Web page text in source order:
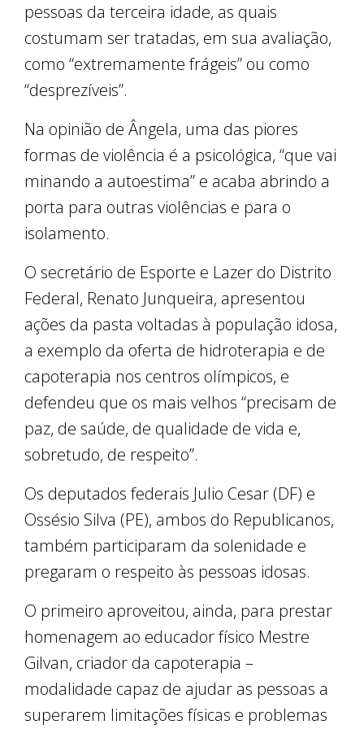
pessoas da terceira idade, as quais
costumam ser tratadas, em sua avaliação,
como “extremamente frágeis” ou como
“desprezíveis”.
Na opinião de Ângela, uma das piores
formas de violência é a psicológica, “que vai
minando a autoestima” e acaba abrindo a
porta para outras violências e para o
isolamento.
O secretário de Esporte e Lazer do Distrito
Federal, Renato Junqueira, apresentou
ações da pasta voltadas à população idosa,
a exemplo da oferta de hidroterapia e de
capoterapia nos centros olímpicos, e
defendeu que os mais velhos “precisam de
paz, de saúde, de qualidade de vida e,
sobretudo, de respeito”.
Os deputados federais Julio Cesar (DF) e
Ossésio Silva (PE), ambos do Republicanos,
também participaram da solenidade e
pregaram o respeito às pessoas idosas.
O primeiro aproveitou, ainda, para prestar
homenagem ao educador físico Mestre
Gilvan, criador da capoterapia –
modalidade capaz de ajudar as pessoas a
superarem limitações físicas e problemas